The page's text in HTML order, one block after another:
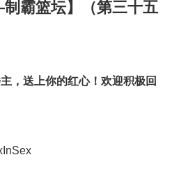
霸篮坛】（第三十五
，送上你的红心！欢迎积极回